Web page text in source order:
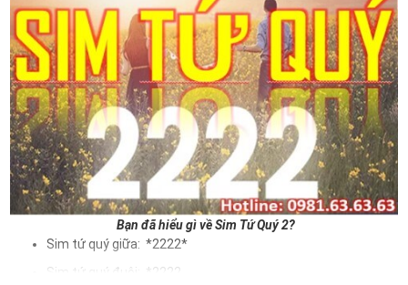
Bạn đã hiểu gì về Sim Tứ Quý 2?
Sim tứ quý giữa: *2222*
Sim tứ quý đuôi: *2222